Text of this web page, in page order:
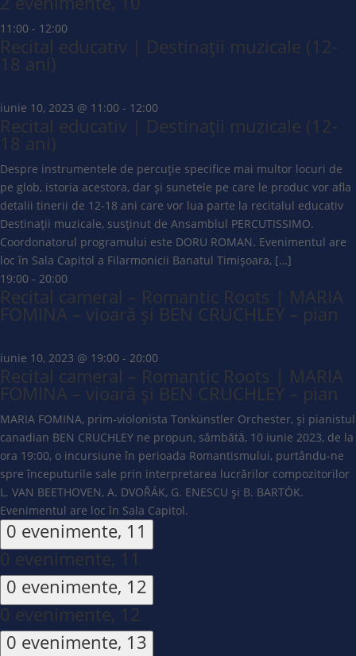
11:00 - 12:00
Recital educativ | Destinații muzicale (12-
18 ani)
iunie 10, 2023 @ 11:00 - 12:00
Recital educativ | Destinații muzicale (12-
18 ani)
Despre instrumentele de percuție specifice mai multor locuri de
pe glob, istoria acestora, dar și sunetele pe care le produc vor afla
detalii tinerii de 12-18 ani care vor lua parte la recitalul educativ
Destinații muzicale, susținut de Ansamblul PERCUTISSIMO.
Coordonatorul programului este DORU ROMAN. Evenimentul are
loc în Sala Capitol a Filarmonicii Banatul Timișoara, […]
19:00 - 20:00
Recital cameral – Romantic Roots | MARIA
FOMINA – vioară și BEN CRUCHLEY – pian
iunie 10, 2023 @ 19:00 - 20:00
Recital cameral – Romantic Roots | MARIA
FOMINA – vioară și BEN CRUCHLEY – pian
MARIA FOMINA, prim-violonista Tonkünstler Orchester, și pianistul
canadian BEN CRUCHLEY ne propun, sâmbătă, 10 iunie 2023, de la
ora 19:00, o incursiune în perioada Romantismului, purtându-ne
spre începuturile sale prin interpretarea lucrărilor compozitorilor
L. VAN BEETHOVEN, A. DVOŘÁK, G. ENESCU și B. BARTÓK.
Evenimentul are loc în Sala Capitol.
0 evenimente, 11
0 evenimente, 11
0 evenimente, 12
0 evenimente, 12
0 evenimente, 13